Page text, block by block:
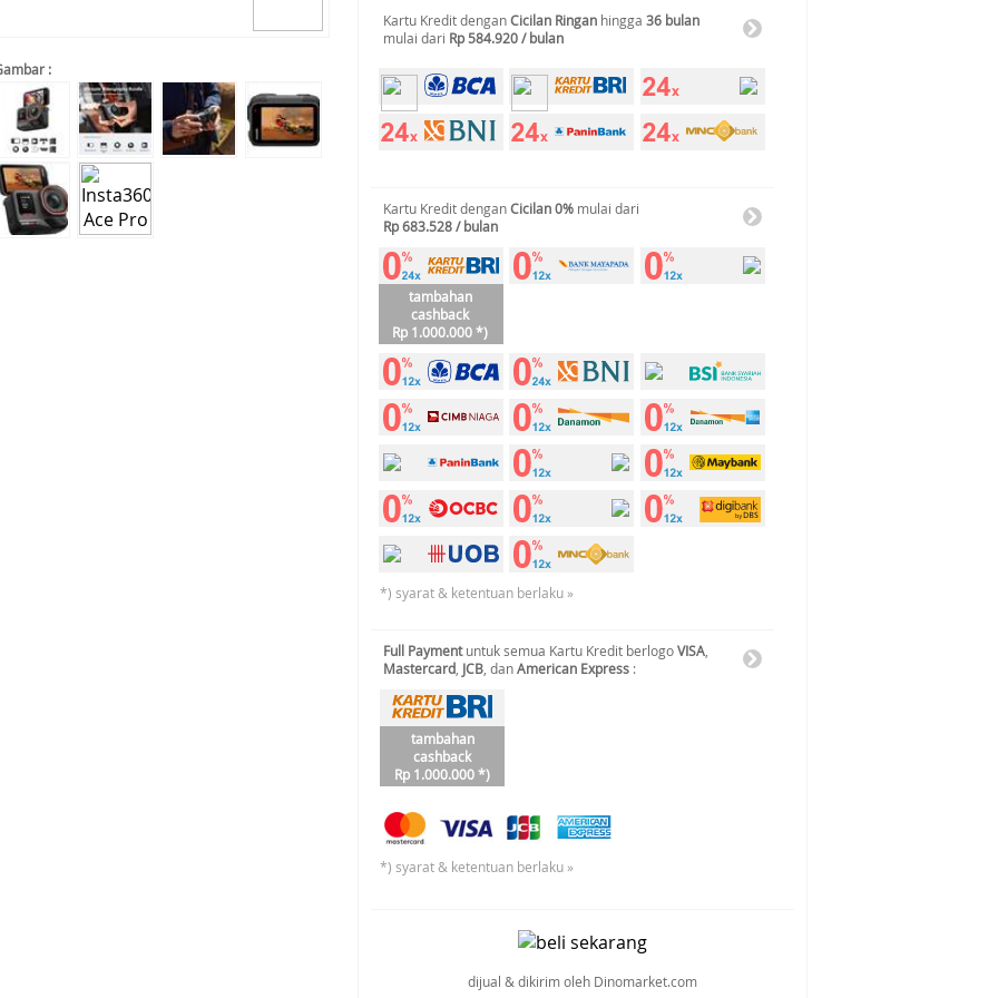
:
Kartu Kredit denganCicilan Ringan hingga 36 bulan
mulai dari Rp 584.920 / bulan
Kartu Kredit denganCicilan 0% mulai dari
Rp 683.528 / bulan
tambahan
cashback
Rp 1.000.000 *)
*) syarat & ketentuan berlaku »
Full Paymentuntuk semua Kartu Kredit berlogoVISA
Mastercard JCB , danAmerican Express :
tambahan
cashback
Rp 1.000.000 *)
*) syarat & ketentuan berlaku »
dijual & dikirim oleh Dinomarket.com